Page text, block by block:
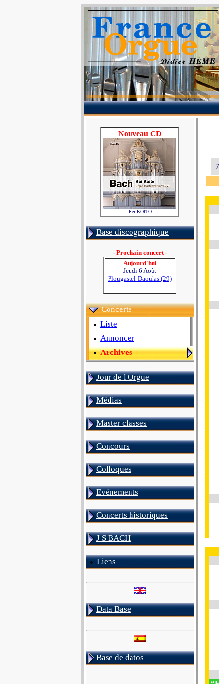
Nouveau CD
Kei KOÏTO
Base discographique
- Prochain concert -
Aujourd'hui
Jeudi 6 Août
Plougastel-Daoulas (29)
Concerts
Liste
Annoncer
Archives
Jour de l'Orgue
Médias
Master classes
Concours
Colloques
Evénements
Concerts historiques
J S BACH
Liens
Data Base
Base de datos